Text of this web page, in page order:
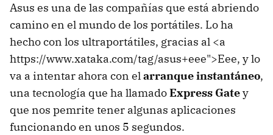
Asus es una de las compañías que está abriendo
camino en el mundo de los portátiles. Lo ha
hecho con los ultraportátiles, gracias al <a
https://www.xataka.com/tag/asus+eee">Eee, y lo
va a intentar ahora con elarranque instantáneo,
una tecnología que ha llamadoExpress Gatey
que nos pemrite tener algunas aplicaciones
funcionando en unos 5 segundos.